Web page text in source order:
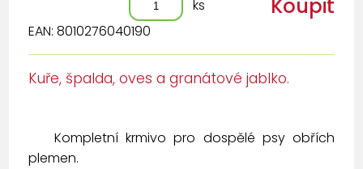
EAN: 8010276040190
ks Koupit
Kuře, špalda, oves a granátové jablko.
Kompletní krmivo pro dospělé psy obřích
plemen.